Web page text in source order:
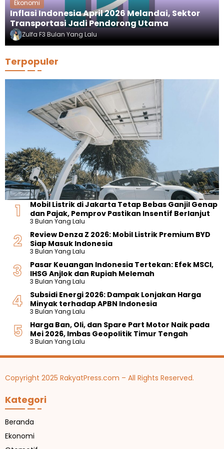
Ekonomi
Inflasi Indonesia April 2026 Melandai, Sektor
Transportasi Jadi Pendorong Utama
Zulfa F3 Bulan Yang Lalu
Terpopuler
Mobil Listrik di Jakarta Tetap Bebas Ganjil Genap
dan Pajak, Pemprov Pastikan Insentif Berlanjut
3 Bulan Yang Lalu
Review Denza Z 2026: Mobil Listrik Premium BYD
Siap Masuk Indonesia
3 Bulan Yang Lalu
Pasar Keuangan Indonesia Tertekan: Efek MSCI,
IHSG Anjlok dan Rupiah Melemah
3 Bulan Yang Lalu
Subsidi Energi 2026: Dampak Lonjakan Harga
Minyak terhadap APBN Indonesia
3 Bulan Yang Lalu
Harga Ban, Oli, dan Spare Part Motor Naik pada
Mei 2026, Imbas Geopolitik Timur Tengah
3 Bulan Yang Lalu
Copyright 2025 RakyatPress.com – All Rights Reserved.
Kategori
Beranda
Ekonomi